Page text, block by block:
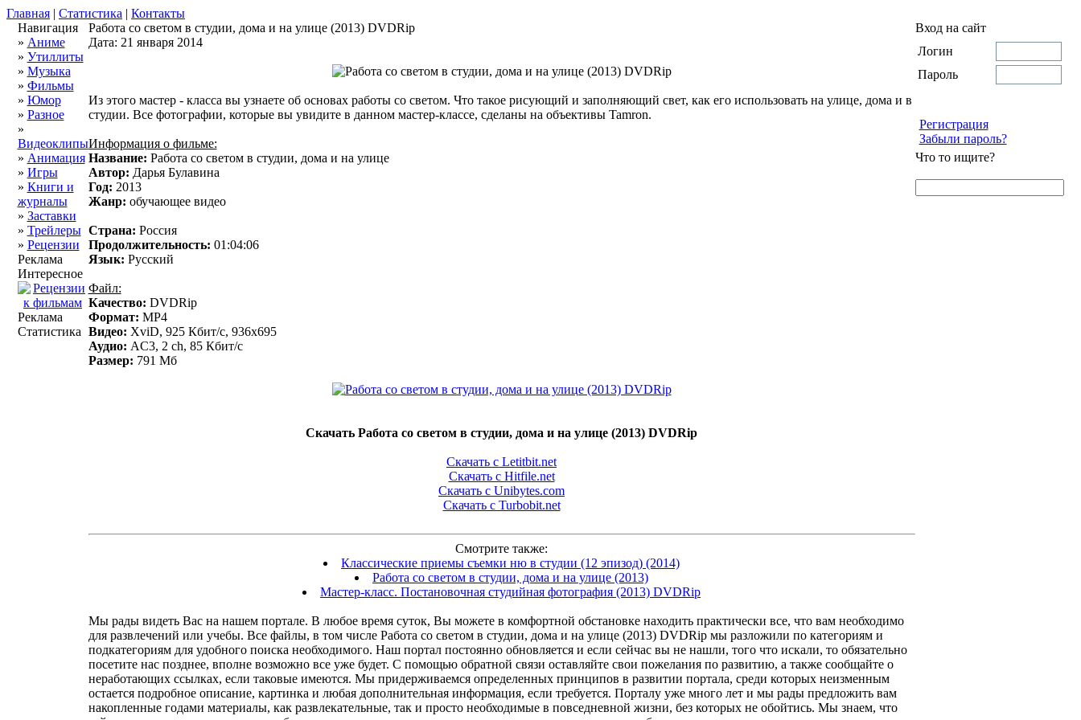
Главная | Статистика | Контакты
Навигация
» Аниме
» Утиллиты
» Музыка
» Фильмы
» Юмор
» Разное
»
Видеоклипы
» Анимация
» Игры
» Книги и
журналы
» Заставки
» Трейлеры
» Рецензии
Реклама
Интересное
Реклама
Статистика
Работа со светом в студии, дома и на улице (2013) DVDRip
Дата: 21 января 2014
Из этого мастер - класса вы узнаете об основах работы со светом. Что такое рисующий и заполняющий свет, как его использовать на улице, дома и в
студии. Все фотографии, которые вы увидите в данном мастер-классе, сделаны на объективы Tamron.
Информация о фильме:
Название: Работа со светом в студии, дома и на улице
Автор: Дарья Булавина
Год: 2013
Жанр: обучающее видео
Страна: Россия
Продолжительность: 01:04:06
Язык: Русский
Файл:
Качество: DVDRip
Формат: МР4
Видео: XviD, 925 Кбит/с, 936x695
Аудио: AC3, 2 ch, 85 Кбит/с
Размер: 791 Мб
Скачать Работа со светом в студии, дома и на улице (2013) DVDRip
Скачать с Letitbit.net
Скачать с Hitfile.net
Скачать с Unibytes.com
Скачать с Turbobit.net
Смотрите также:
Классические приемы съемки ню в студии (12 эпизод) (2014)
Работа со светом в студии, дома и на улице (2013)
Мастер-класс. Постановочная студийная фотография (2013) DVDRip
Мы рады видеть Вас на нашем портале. В любое время суток, Вы можете в комфортной обстановке находить практически все, что вам необходимо
для развлечений или учебы. Все файлы, в том числе Работа со светом в студии, дома и на улице (2013) DVDRip мы разложили по категориям и
подкатегориям для удобного поиска необходимого. Наш портал постоянно обновляется и если сейчас вы не нашли, того что искали, то обязательно
посетите нас позднее, вполне возможно все уже будет. С помощью обратной связи оставляйте свои пожелания по развитию, а также сообщайте о
неработающих ссылках, если таковые имеются. Мы придерживаемся определенных принципов в развитии портала, среди которых неизменным
остается подробное описание, картинка и любая дополнительная информация, если требуется. Порталу уже много лет и мы рады предложить вам
накопленные годами материалы, как развлекательные, так и просто необходимые в повседневной жизни, без которых не обойтись. Мы знаем, что
Вход на сайт
Логин
Пароль
Регистрация
Забыли пароль?
Что то ищите?